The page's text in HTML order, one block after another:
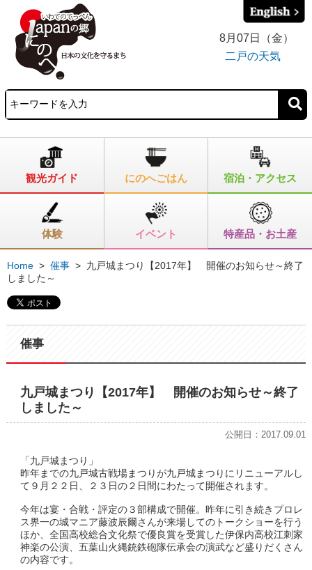
8月07日（金）
二戸の天気
観光ガイド にのへごはん 宿泊・アクセス
体験 イベント 特産品・お土産
Home > 催事 > 九戸城まつり【2017年】 開催のお知らせ～終了
しました～
催事
九戸城まつり【2017年】 開催のお知らせ～終了
しました～
公開日：2017.09.01
「九戸城まつり」
昨年までの九戸城古戦場まつりが九戸城まつりにリニューアルし
て９月２２日、２３日の２日間にわたって開催されます。
今年は宴・合戦・評定の３部構成で開催。昨年に引き続きプロレ
ス界一の城マニア藤波辰爾さんが来場してのトークショーを行う
ほか、全国高校総合文化祭で優良賞を受賞した伊保内高校江刺家
神楽の公演、五葉山火縄銃鉄砲隊伝承会の演武など盛りだくさん
の内容です。